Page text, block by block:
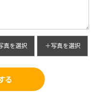
真を選択 ＋写真を選択
る